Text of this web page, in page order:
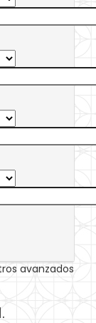
avanzados